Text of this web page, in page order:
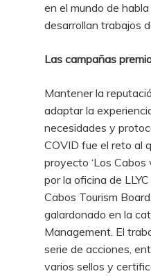
en el mundo de
desarrollan trabajos
Las campañas
Mantener la
adaptar la
necesidades y
COVID fue el reto al
proyecto ‘Los Cabos
por la oficina de
Cabos Tourism
galardonado en la
Management. El
serie de acciones,
varios sellos y